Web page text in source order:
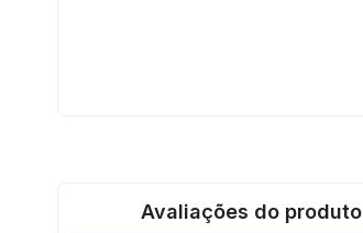
Avaliações do produto